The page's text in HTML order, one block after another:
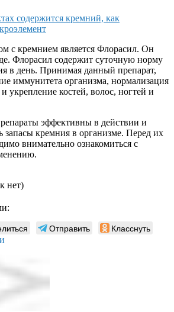
содержится кремний, как
с кремнием является Флорасил. Он
Флорасил содержит суточную норму
в день. Принимая данный препарат,
иммунитета организма, нормализация
укрепление костей, волос, ногтей и
эффективны в действии и
запасы кремния в организме. Перед их
внимательно ознакомиться с
нет)
Отправить Класснуть